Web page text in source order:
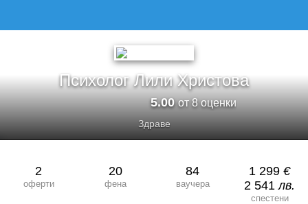
Психолог Лили Христова
5.00от 8 оценки
Здраве
2
оферти
20
фена
84
ваучера
1 299 €
2 541лв.
спестени